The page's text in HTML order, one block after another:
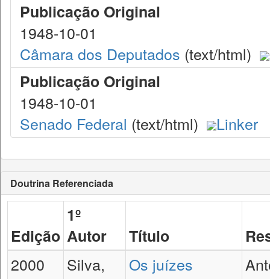
Publicação Original
1948-10-01
Câmara dos Deputados (text/html)
Publicação Original
1948-10-01
Senado Federal (text/html) Linker
Doutrina Referenciada
Edição
1º
Autor
Título
2000
Silva,
Os juízes